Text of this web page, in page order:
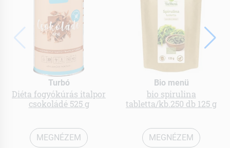
Turbó
Diéta fogyókúrás italpor
csokoládé 525 g
MEGNÉZEM
Bio menü
bio spirulina
tabletta/kb.250 db 125 g
MEGNÉZEM